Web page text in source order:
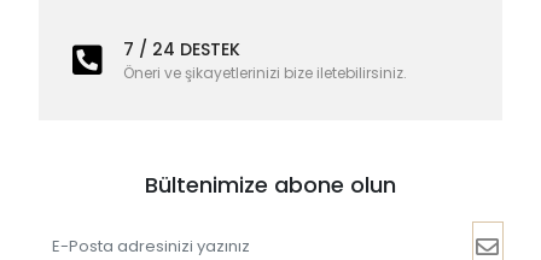
7 / 24 DESTEK
Öneri ve şikayetlerinizi bize iletebilirsiniz.
Bültenimize abone olun